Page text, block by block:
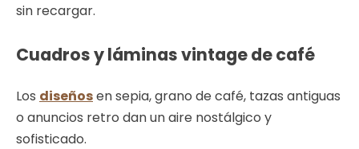
sin recargar.
Cuadros y láminas vintage de café
Los diseñosen sepia, grano de café, tazas antiguas
o anuncios retro dan un aire nostálgico y
sofisticado.